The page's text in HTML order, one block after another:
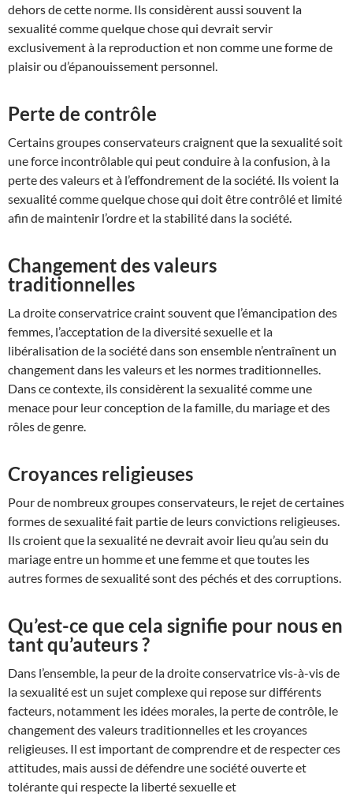
dehors de cette norme. Ils considèrent aussi souvent la
sexualité comme quelque chose qui devrait servir
exclusivement à la reproduction et non comme une forme de
plaisir ou d’épanouissement personnel.
Perte de contrôle
Certains groupes conservateurs craignent que la sexualité soit
une force incontrôlable qui peut conduire à la confusion, à la
perte des valeurs et à l’effondrement de la société. Ils voient la
sexualité comme quelque chose qui doit être contrôlé et limité
afin de maintenir l’ordre et la stabilité dans la société.
Changement des valeurs
traditionnelles
La droite conservatrice craint souvent que l’émancipation des
femmes, l’acceptation de la diversité sexuelle et la
libéralisation de la société dans son ensemble n’entraînent un
changement dans les valeurs et les normes traditionnelles.
Dans ce contexte, ils considèrent la sexualité comme une
menace pour leur conception de la famille, du mariage et des
rôles de genre.
Croyances religieuses
Pour de nombreux groupes conservateurs, le rejet de certaines
formes de sexualité fait partie de leurs convictions religieuses.
Ils croient que la sexualité ne devrait avoir lieu qu’au sein du
mariage entre un homme et une femme et que toutes les
autres formes de sexualité sont des péchés et des corruptions.
Qu’est-ce que cela signifie pour nous en
tant qu’auteurs ?
Dans l’ensemble, la peur de la droite conservatrice vis-à-vis de
la sexualité est un sujet complexe qui repose sur différents
facteurs, notamment les idées morales, la perte de contrôle, le
changement des valeurs traditionnelles et les croyances
religieuses. Il est important de comprendre et de respecter ces
attitudes, mais aussi de défendre une société ouverte et
tolérante qui respecte la liberté sexuelle et